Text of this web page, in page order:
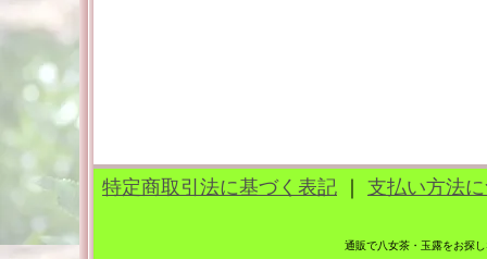
特定商取引法に基づく表記 支払い方法
通販で八女茶・玉露をお探